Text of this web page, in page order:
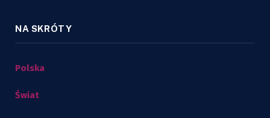
NA SKRÓTY
Polska
Świat